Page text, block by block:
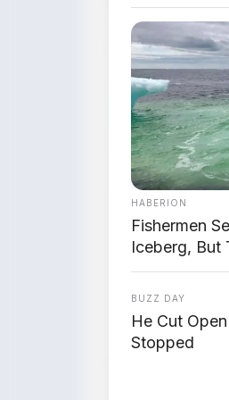
tekanan dari
Eropa. CEO
Juli 2026.
📊 Skala
Aspek
PHK
Penutupan
Pabrik
Investasi
HABERION
Fishermen
Iceberg, But
BUZZ DAY
He Cut
Stopped